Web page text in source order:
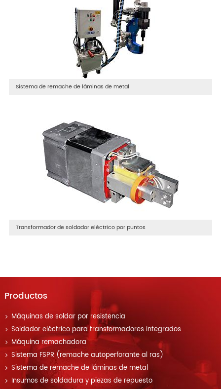
Sistema de remache de láminas de metal
Transformador de soldador eléctrico por puntos
Productos
Máquinas de soldar por resistencia
Soldador eléctrico para transformadores integrados
Máquina remachadora
Sistema FSPR (remache autoperforante al ras)
Sistema de remache de láminas de metal
Insumos de soldadura y piezas de repuesto